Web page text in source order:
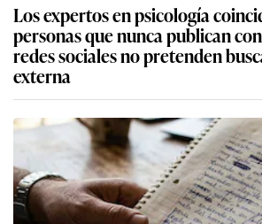
Los expertos en psicología
personas que nunca publican
redes sociales no pretenden
externa